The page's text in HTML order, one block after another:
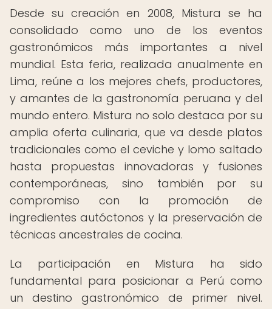
Desde su creación en 2008, Mistura se ha
consolidado como uno de los eventos
gastronómicos más importantes a nivel
mundial. Esta feria, realizada anualmente en
Lima, reúne a los mejores chefs, productores,
y amantes de la gastronomía peruana y del
mundo entero. Mistura no solo destaca por su
amplia oferta culinaria, que va desde platos
tradicionales como el ceviche y lomo saltado
hasta propuestas innovadoras y fusiones
contemporáneas, sino también por su
compromiso con la promoción de
ingredientes autóctonos y la preservación de
técnicas ancestrales de cocina.
La participación en Mistura ha sido
fundamental para posicionar a Perú como
un destino gastronómico de primer nivel.